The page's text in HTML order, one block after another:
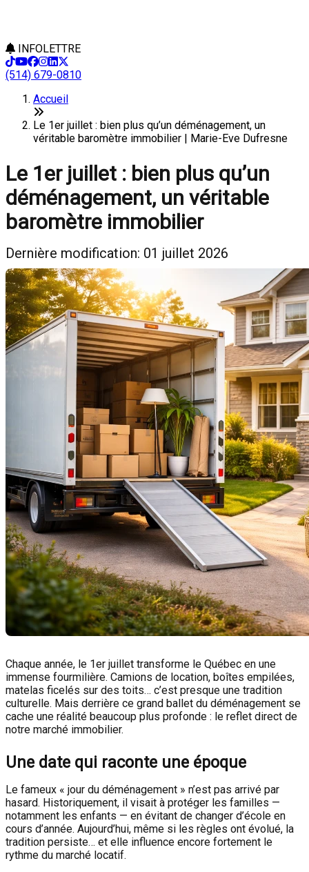
INFOLETTRE
(514) 679-0810
Accueil
Le 1er juillet : bien plus qu’un déménagement, un
véritable baromètre immobilier | Marie-Eve Dufresne
Le 1er juillet : bien plus qu’un
déménagement, un véritable
baromètre immobilier
Dernière modification: 01 juillet 2026
Chaque année, le 1er juillet transforme le Québec en une
immense fourmilière. Camions de location, boîtes empilées,
matelas ficelés sur des toits… c’est presque une tradition
culturelle. Mais derrière ce grand ballet du déménagement se
cache une réalité beaucoup plus profonde : le reflet direct de
notre marché immobilier.
Une date qui raconte une époque
Le fameux « jour du déménagement » n’est pas arrivé par
hasard. Historiquement, il visait à protéger les familles —
notamment les enfants — en évitant de changer d’école en
cours d’année. Aujourd’hui, même si les règles ont évolué, la
tradition persiste… et elle influence encore fortement le
rythme du marché locatif.